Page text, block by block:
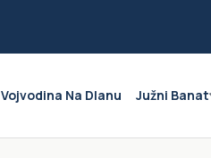
Vojvodina Na Dlanu Južni Banat